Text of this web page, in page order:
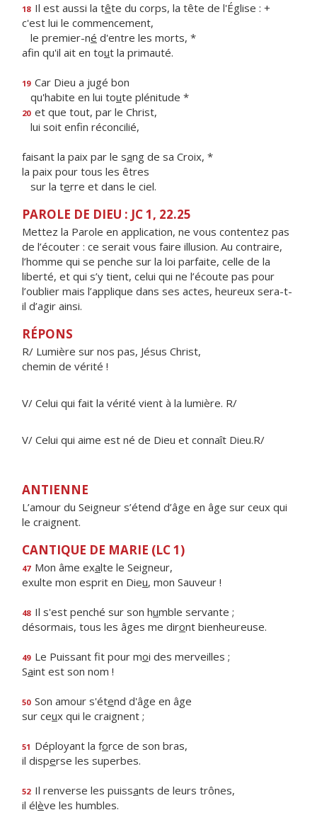
18 Il est aussi la tête du corps, la tête de l'Église : +
c'est lui le commencement,
le premier-né d'entre les morts, *
afin qu'il ait en tout la primauté.
19 Car Dieu a jugé bon
qu'habite en lui toute plénitude *
20 et que tout, par le Christ,
lui soit enfn réconcilié,
faisant la paix par le sang de sa Croix, *
la paix pour tous les êtres
sur la terre et dans le ciel.
PAROLE DE DIEU : JC 1, 22.25
Mettez la Parole en application, ne vous contentez pas
de l’écouter : ce serait vous faire illusion. Au contraire,
l’homme qui se penche sur la loi parfaite, celle de la
liberté, et qui s’y tient, celui qui ne l’écoute pas pour
l’oublier mais l’applique dans ses actes, heureux sera-t-
il d’agir ainsi.
RÉPONS
R/ Lumière sur nos pas, Jésus Christ,
chemin de vérité !
V/ Celui qui fait la vérité vient à la lumière. R/
V/ Celui qui aime est né de Dieu et connaît Dieu.R/
ANTIENNE
L’amour du Seigneur s’étend d’âge en âge sur ceux qui
le craignent.
CANTIQUE DE MARIE (LC 1)
47 Mon âme exalte le Seigneur,
exulte mon esprit en Dieu, mon Sauveur !
48 Il s'est penché sur son humble servante ;
désormais, tous les âges me diront bienheureuse.
49 Le Puissant fit pour moi des merveilles ;
Saint est son nom !
50 Son amour s'étend d'âge en âge
sur ceux qui le craignent ;
51 Déployant la force de son bras,
il disperse les superbes.
52 Il renverse les puissants de leurs trônes,
il élève les humbles.